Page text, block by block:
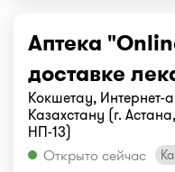
Аптека
доставке
Кокшетау, Интернет-
Казахстану (г.
НП-13)
Открыто сейчас